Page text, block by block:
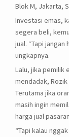
Blok M, Jakarta,
Investasi emas,
segera beli,
jual. “Tapi jangan
ungkapnya.
Lalu, jika pemilik
mendadak,
Terutama jika
masih ingin
harga jual
“Tapi kalau